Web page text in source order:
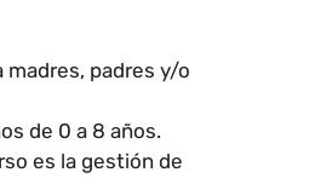
madres, padres y/o
de 0 a 8 años.
es la gestión de